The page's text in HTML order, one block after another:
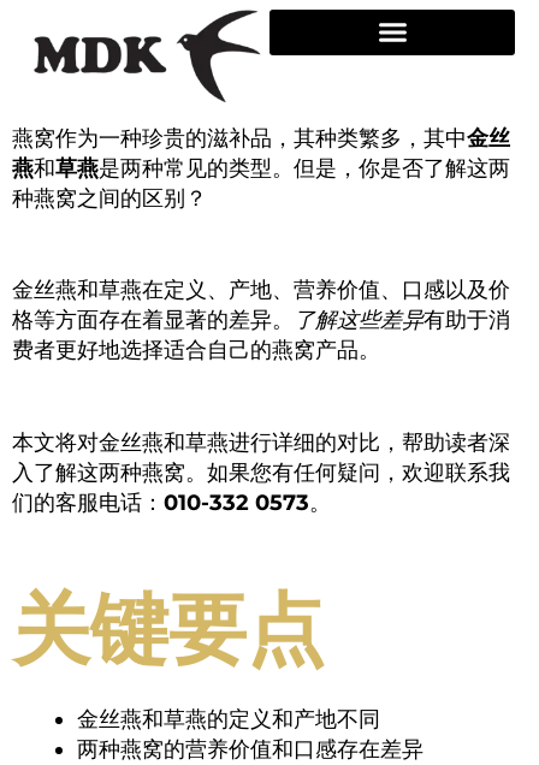
content
燕窝作为一种珍贵的滋补品，其种类繁多，其中金丝
燕和草燕是两种常见的类型。但是，你是否了解这两
种燕窝之间的区别？
金丝燕和草燕在定义、产地、营养价值、口感以及价
格等方面存在着显著的差异。
了解这些差异有助于消
费者更好地选择适合自己的燕窝产品。
本文将对金丝燕和草燕进行详细的对比，帮助读者深
入了解这两种燕窝。如果您有任何疑问，欢迎联系我
们的客服电话： 010-332 0573。
关键要点
金丝燕和草燕的定义和产地不同
两种燕窝的营养价值和口感存在差异